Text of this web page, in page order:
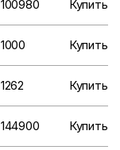
100980 Купить
1000 Купить
1262 Купить
144900 Купить